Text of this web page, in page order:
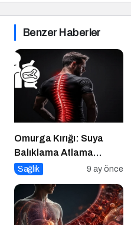
Benzer Haberler
Omurga Kırığı: Suya
Balıklama Atlama
Sonrası Görülebilecek
Sağlık 9 ay önce